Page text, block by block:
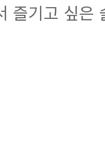
즐기고 싶은